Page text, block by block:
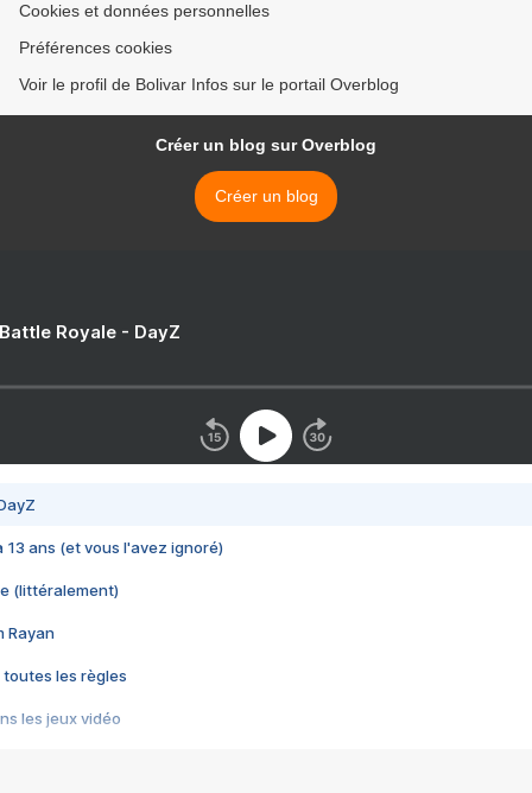
Cookies et données personnelles
Préférences cookies
Voir le profil de Bolivar Infos sur le portail Overblog
Créer un blog sur Overblog
Créer un blog
Royale - DayZ
13 ans (et vous l'avez ignoré)
(littéralement)
Rayan
toutes les règles
les jeux vidéo